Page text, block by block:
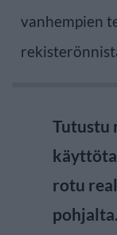
vanhempien
Tutustu
rotu
pohjalta.